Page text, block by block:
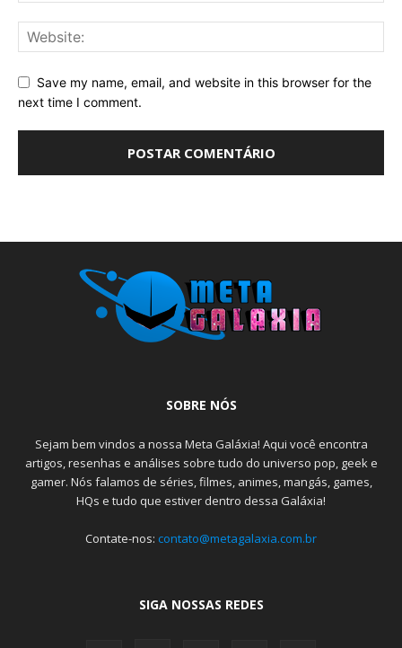
Save my name, email, and website in this browser for the
next time I comment.
SOBRE NÓS
Sejam bem vindos a nossa Meta Galáxia! Aqui você encontra
artigos, resenhas e análises sobre tudo do universo pop, geek e
gamer. Nós falamos de séries, filmes, animes, mangás, games,
HQs e tudo que estiver dentro dessa Galáxia!
Contate-nos: contato@metagalaxia.com.br
SIGA NOSSAS REDES